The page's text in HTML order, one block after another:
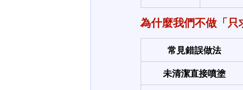
為什麼我們不做「只
常見錯誤做法
未清潔直接噴塗